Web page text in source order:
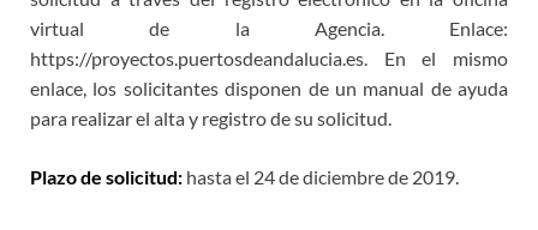
virtual de la Agencia. Enlace:
https://proyectos.puertosdeandalucia.es. En el mismo
enlace, los solicitantes disponen de un manual de ayuda
para realizar el alta y registro de su solicitud.
Plazo de solicitud: hasta el 24 de diciembre de 2019.